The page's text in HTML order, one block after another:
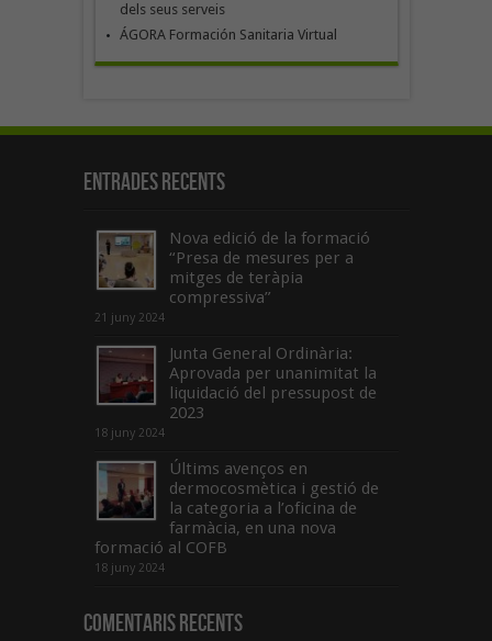
dels seus serveis
ÁGORA Formación Sanitaria Virtual
Entrades recents
Nova edició de la formació
“Presa de mesures per a
mitges de teràpia
compressiva”
21 juny 2024
Junta General Ordinària:
Aprovada per unanimitat la
liquidació del pressupost de
2023
18 juny 2024
Últims avenços en
dermocosmètica i gestió de
la categoria a l’oficina de
farmàcia, en una nova
formació al COFB
18 juny 2024
Comentaris Recents